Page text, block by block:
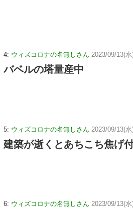
4: ウィズコロナの名無しさん 2023/09/13(
バベルの塔量産中
5: ウィズコロナの名無しさん 2023/09/13(
建築が逝くとあちこち焦げ
6: ウィズコロナの名無しさん 2023/09/13(